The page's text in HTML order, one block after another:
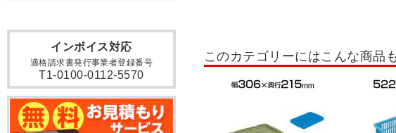
折りたたみ
パーツハンガー ステンレスキャビネット
ステンレスワゴン 物置・倉庫
このカテゴリーにはこんな商品
インボイス対応
適格請求書発行事業者登録番号
T1-0100-0112-5570